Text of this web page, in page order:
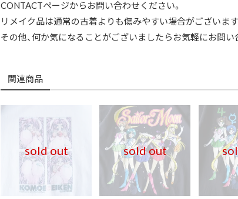
CONTACTページからお問い合わせください。
リメイク品は通常の古着よりも傷みやすい場合がございます
その他、何か気になることがございましたらお気軽にお問い
関連商品
sold out sold out